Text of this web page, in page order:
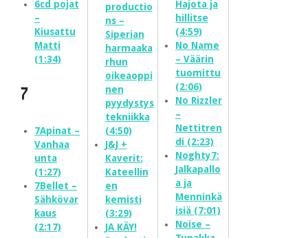
6cd pojat
–
Kiusattu
Matti
(1:34)
7
7Apinat –
Vanhaa
unta
(1:27)
7Bellet –
Sähkövar
kaus
(2:17)
productio
ns –
Siperian
harmaaka
rhun
oikeaoppi
nen
pyydystys
tekniikka
(4:50)
J&J +
Kaverit:
Kateellin
en
kemisti
(3:29)
JA KÄY!
Hajota ja
hillitse
(4:59)
No Name
– Väärin
tuomittu
(2:06)
No Rizzler
–
Nettitren
di (2:23)
Noghty7:
Jalkapallo
a ja
Menninkä
isiä (7:01)
Noise –